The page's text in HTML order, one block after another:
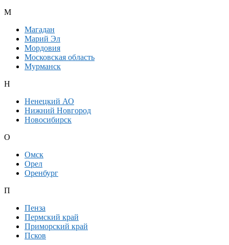
М
Магадан
Марий Эл
Мордовия
Московская область
Мурманск
Н
Ненецкий АО
Нижний Новгород
Новосибирск
О
Омск
Орел
Оренбург
П
Пенза
Пермский край
Приморский край
Псков